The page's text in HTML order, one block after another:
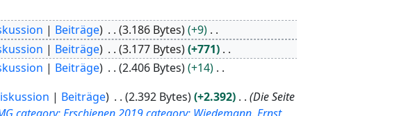
Beiträge 3.186 Bytes
+9
Beiträge 3.177 Bytes
+771
Beiträge 2.406 Bytes
+14
Beiträge 2.392 Bytes +2.392
Die Seite